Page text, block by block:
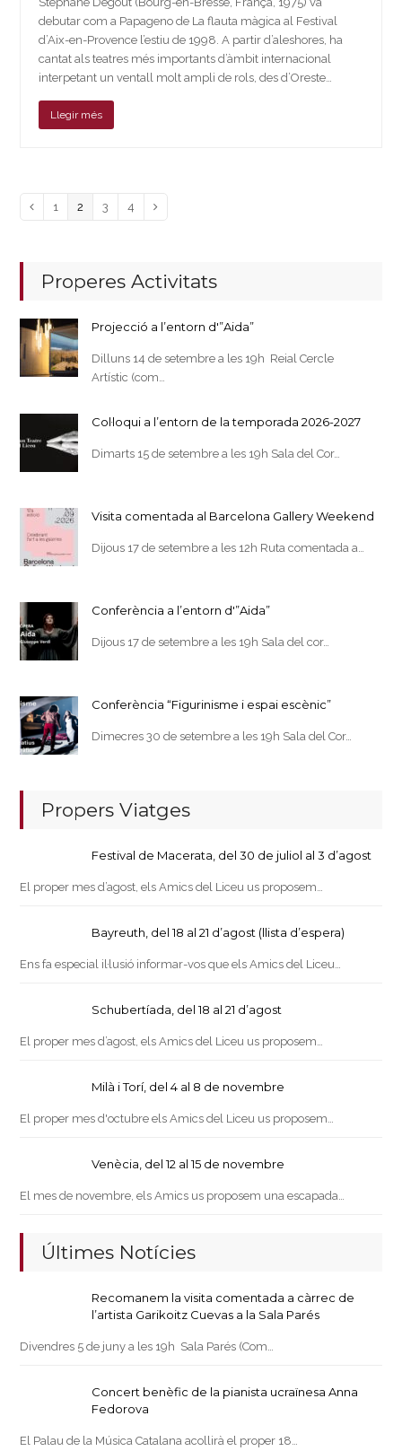
debutar com a Papageno de La flauta màgica al Festival
d’Aix-en-Provence l’estiu de 1998. A partir d’aleshores, ha
cantat als teatres més importants d’àmbit internacional
interpetant un ventall molt ampli de rols, des d’Oreste…
Llegir més
Previous
Page
1 Page
2 Page
3 Page
4 Next
Properes Activitats
Projecció a l’entorn d'”Aida”
Dilluns 14 de setembre a les 19h Reial Cercle
Artístic (com…
Col·loqui a l’entorn de la temporada 2026-2027
Dimarts 15 de setembre a les 19h Sala del Cor…
Visita comentada al Barcelona Gallery Weekend
Dijous 17 de setembre a les 12h Ruta comentada a…
Conferència a l’entorn d'”Aida”
Dijous 17 de setembre a les 19h Sala del cor…
Conferència “Figurinisme i espai escènic”
Dimecres 30 de setembre a les 19h Sala del Cor…
Propers Viatges
Festival de Macerata, del 30 de juliol al 3 d’agost
El proper mes d’agost, els Amics del Liceu us proposem…
Bayreuth, del 18 al 21 d’agost (llista d’espera)
Ens fa especial il·lusió informar-vos que els Amics del Liceu…
Schubertíada, del 18 al 21 d’agost
El proper mes d’agost, els Amics del Liceu us proposem…
Milà i Torí, del 4 al 8 de novembre
El proper mes d'octubre els Amics del Liceu us proposem…
Venècia, del 12 al 15 de novembre
El mes de novembre, els Amics us proposem una escapada…
Últimes Notícies
Recomanem la visita comentada a càrrec de
l’artista Garikoitz Cuevas a la Sala Parés
Divendres 5 de juny a les 19h Sala Parés (Com…
Concert benèfic de la pianista ucraïnesa Anna
Fedorova
El Palau de la Música Catalana acollirà el proper 18…